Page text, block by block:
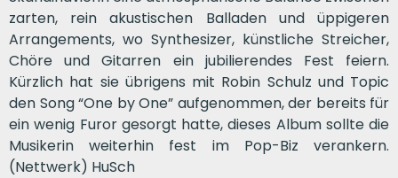
zarten, rein akustischen Balladen und üppigeren
Arrangements, wo Synthesizer, künstliche Streicher,
Chöre und Gitarren ein jubilierendes Fest feiern.
Kürzlich hat sie übrigens mit Robin Schulz und Topic
den Song “One by One” aufgenommen, der bereits für
ein wenig Furor gesorgt hatte, dieses Album sollte die
Musikerin weiterhin fest im Pop-Biz verankern.
(Nettwerk) HuSch